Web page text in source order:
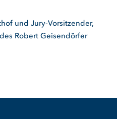
und Jury-Vorsitzender,
Robert Geisendörfer